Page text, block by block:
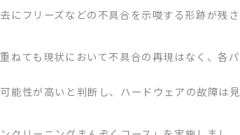
にフリーズなどの不具合を示唆する形跡が残さ
ねても現状において不具合の再現はなく、各パ
能性が高いと判断し、ハードウェアの故障は見